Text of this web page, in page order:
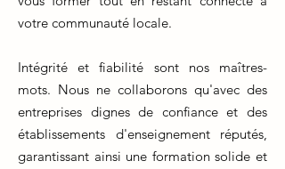
votre communauté locale.
Intégrité et fiabilité sont nos maîtres-
mots. Nous ne collaborons qu'avec des
entreprises dignes de confiance et des
établissements d'enseignement réputés,
garantissant ainsi une formation solide et